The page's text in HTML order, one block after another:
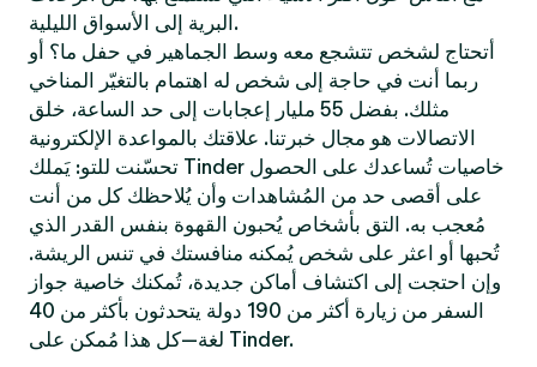
البرية إلى الأسواق الليلية.
أتحتاج لشخص تتشجع معه وسط الجماهير في حفل ما؟ أو
ربما أنت في حاجة إلى شخص له اهتمام بالتغيّر المناخي
مثلك. بفضل 55 مليار إعجابات إلى حد الساعة، خلق
الاتصالات هو مجال خبرتنا. علاقتك بالمواعدة الإلكترونية
تحسّنت للتو: يَملك Tinder خاصيات تُساعدك على الحصول
على أقصى حد من المُشاهدات وأن يُلاحظك كل من أنت
مُعجب به. التق بأشخاص يُحبون القهوة بنفس القدر الذي
تُحبها أو اعثر على شخص يُمكنه منافستك في تنس الريشة.
وإن احتجت إلى اكتشاف أماكن جديدة، تُمكنك خاصية جواز
السفر من زيارة أكثر من 190 دولة يتحدثون بأكثر من 40
لغة—كل هذا مُمكن على Tinder.